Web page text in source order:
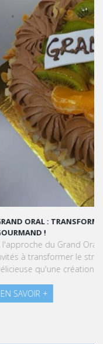
EN SUCCÈS
de Vatel Kinshasa sont
aussi